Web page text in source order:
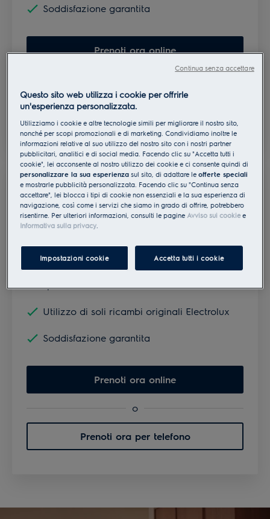
Soddisfazione garantita
Prenoti ora online
Prenoti ora per telefono
Servizio di riparazione per
i clienti commerciali
Riparazione effettuata da tecnici
Utilizzo di soli ricambi originali Electrolux
Soddisfazione garantita
Prenoti ora online
o
Prenoti ora per telefono
Questo sito web utilizza i cookie per offrirle
un'esperienza personalizzata.
Utilizziamo i cookie e altre tecnologie simili per migliorare il nostro sito,
nonché per scopi promozionali e di marketing. Condividiamo inoltre le
informazioni relative al suo utilizzo del nostro sito con i nostri partner
pubblicitari, analitici e di social media. Facendo clic su "Accetta tutti i
cookie", lei acconsente al nostro utilizzo dei cookie e ci consente quindi di
personalizzare la sua esperienza sul sito, di adattare leofferte speciali
e mostrarle pubblicità personalizzata. Facendo clic su "Continua senza
accettare", lei blocca i tipi di cookie non essenziali e la sua esperienza di
navigazione, così come i servizi che siamo in grado di offrire, potrebbero
risentirne. Per ulteriori informazioni, consulti le pagine Avviso sui cookiee
Informativa sulla privacy.
Impostazioni cookie Accetta tutti i cookie
Continua senza accettare